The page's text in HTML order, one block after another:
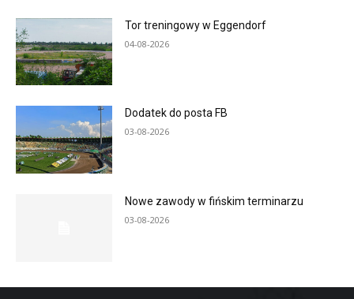
Tor treningowy w Eggendorf
04-08-2026
Dodatek do posta FB
03-08-2026
Nowe zawody w fińskim terminarzu
03-08-2026